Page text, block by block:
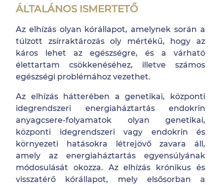
ÁLTALÁNOS ISMERTETŐ
Az elhízás olyan kórállapot, amelynek során a
túlzott zsírraktározás oly mértékű, hogy az
káros lehet az egészségre, és a várható
élettartam csökkenéséhez, illetve számos
egészségi problémához vezethet.
Az elhízás hátterében a genetikai, központi
idegrendszeri energiaháztartás endokrin
anyagcsere-folyamatok olyan genetikai,
központi idegrendszeri vagy endokrin és
környezeti hatásokra létrejövő zavara áll,
amely az energiaháztartás egyensúlyának
módosulását okozza. Az elhízás krónikus és
visszatérő kórállapot, mely elsősorban a